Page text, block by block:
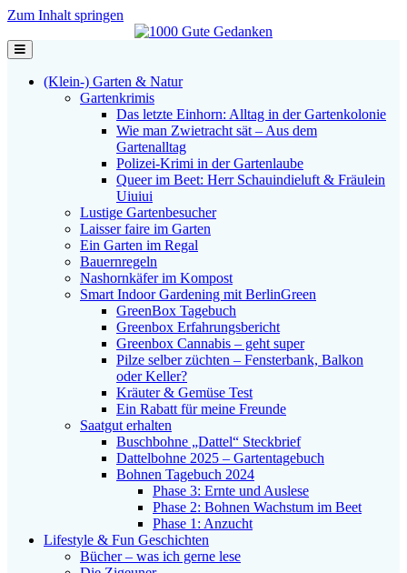
Zum Inhalt springen
Navigation
(Klein-) Garten & Natur
Gartenkrimis
Das letzte Einhorn: Alltag in der Gartenkolonie
Wie man Zwietracht sät – Aus dem
Gartenalltag
Polizei-Krimi in der Gartenlaube
Queer im Beet: Herr Schauindieluft & Fräulein
Uiuiui
Lustige Gartenbesucher
Laisser faire im Garten
Ein Garten im Regal
Bauernregeln
Nashornkäfer im Kompost
Smart Indoor Gardening mit BerlinGreen
GreenBox Tagebuch
Greenbox Erfahrungsbericht
Greenbox Cannabis – geht super
Pilze selber züchten – Fensterbank, Balkon
oder Keller?
Kräuter & Gemüse Test
Ein Rabatt für meine Freunde
Saatgut erhalten
Buschbohne „Dattel“ Steckbrief
Dattelbohne 2025 – Gartentagebuch
Bohnen Tagebuch 2024
Phase 3: Ernte und Auslese
Phase 2: Bohnen Wachstum im Beet
Phase 1: Anzucht
Lifestyle & Fun Geschichten
Bücher – was ich gerne lese